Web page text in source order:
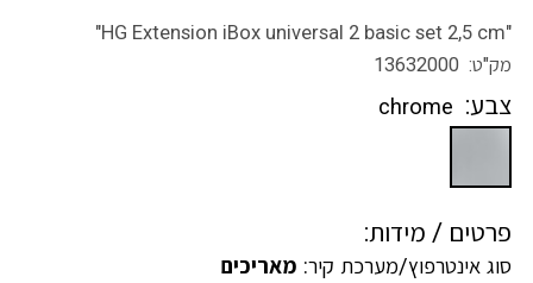
"HG Extension iBox universal 2 basic set 2,5 cm"
מק"ט: 13632000
צבע: chrome
פרטים / מידות:
סוג אינטרפוץ/מערכת קיר: מאריכים